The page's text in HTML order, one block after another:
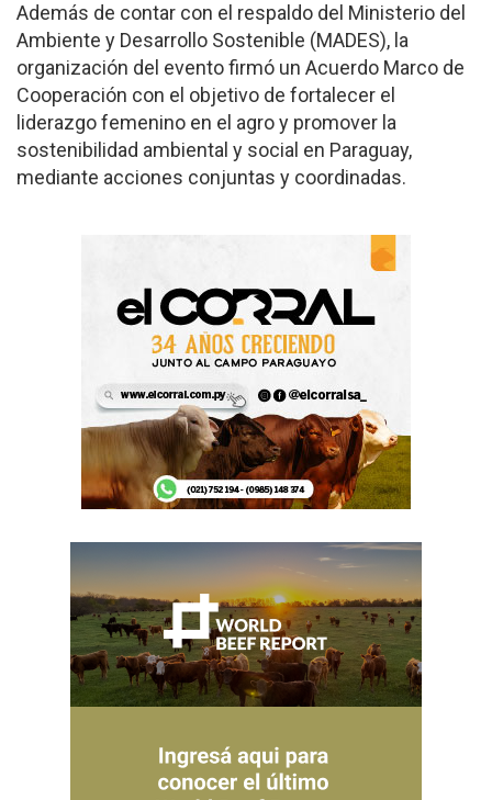
Además de contar con el respaldo del Ministerio del
Ambiente y Desarrollo Sostenible (MADES), la
organización del evento firmó un Acuerdo Marco de
Cooperación con el objetivo de fortalecer el
liderazgo femenino en el agro y promover la
sostenibilidad ambiental y social en Paraguay,
mediante acciones conjuntas y coordinadas.